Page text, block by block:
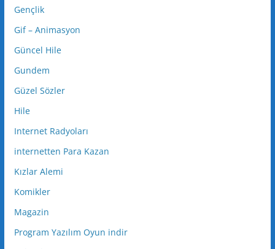
Gençlik
Gif – Animasyon
Güncel Hile
Gundem
Güzel Sözler
Hile
Internet Radyoları
internetten Para Kazan
Kızlar Alemi
Komikler
Magazin
Program Yazılım Oyun indir